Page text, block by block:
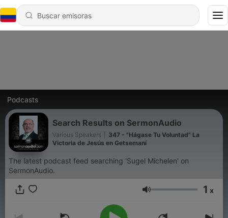
Podcasts
Search Results on SermonAudio
Various Speakers
347 - "Hágase Tu Voluntad" La
Victoria de Jesús en Getsemaní
The latest podcast feed searching 'Sugel Michelen' on
SermonAudio.
Volumen 1 x